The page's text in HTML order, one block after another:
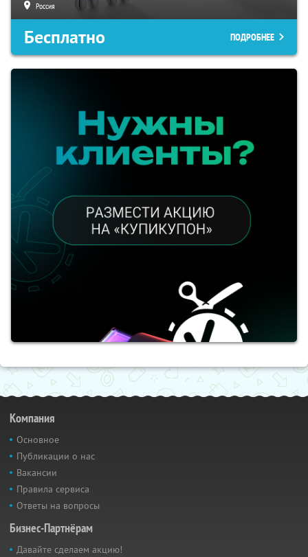
Россия
Бесплатно ПОДРОБНЕЕ
Компания
Основное
Публикации о нас
Вакансии
Правила сервиса
Ответы на вопросы
Бизнес-Партнёрам
Давайте сделаем акцию!